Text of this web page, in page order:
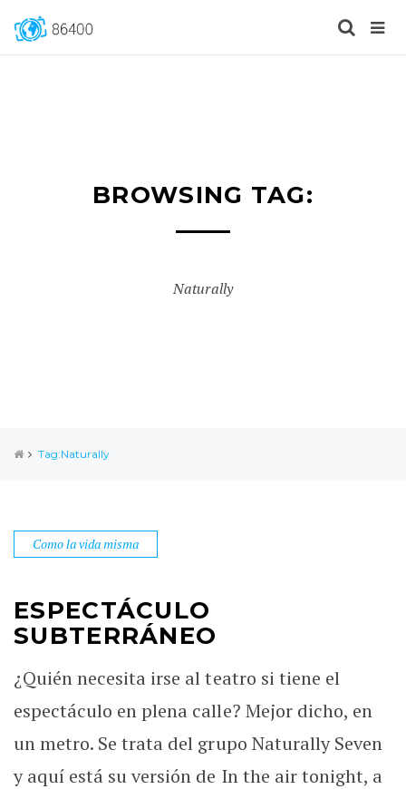
BROWSING TAG:
Naturally
Tag:Naturally
Como la vida misma
ESPECTÁCULO
SUBTERRÁNEO
¿Quién necesita irse al teatro si tiene el
espectáculo en plena calle? Mejor dicho, en
un metro. Se trata del grupo Naturally Seven
y aquí está su versión de In the air tonight, a